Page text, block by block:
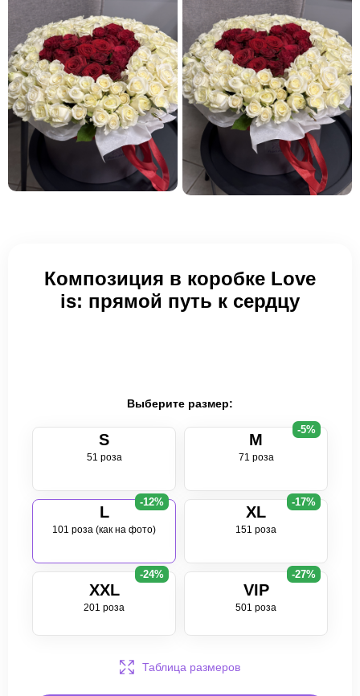
Композиция в коробке Love
is: прямой путь к сердцу
Выберите размер:
S
51 роза
M
71 роза
-5%
L
101 роза (как на фото)
-12%
XL
151 роза
-17%
XXL
201 роза
-24%
VIP
501 роза
-27%
Таблица размеров